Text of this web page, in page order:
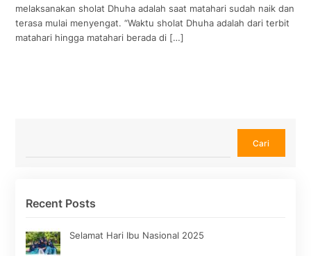
melaksanakan sholat Dhuha adalah saat matahari sudah naik dan
terasa mulai menyengat. “Waktu sholat Dhuha adalah dari terbit
matahari hingga matahari berada di […]
Cari
Recent Posts
Selamat Hari Ibu Nasional 2025